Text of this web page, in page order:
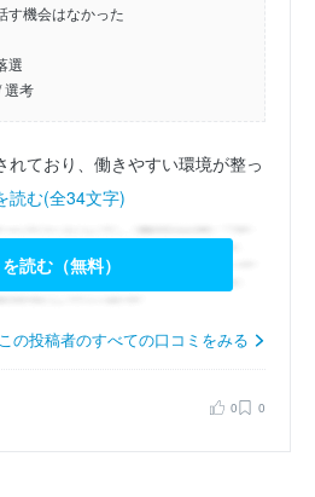
す機会はなかった
選
選考
れており、働きやすい環境が整っ
読む(全34文字)
読む（無料）
この投稿者のすべての口コミをみる
0 0